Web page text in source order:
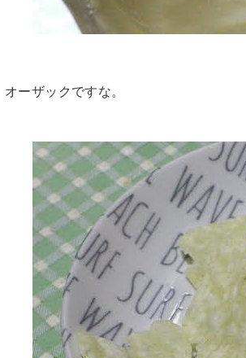
ーザックですな。